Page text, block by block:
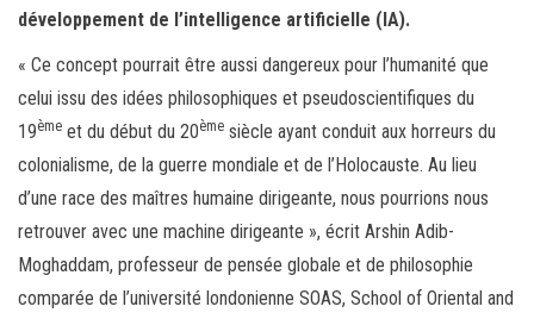
développement de l’intelligence artificielle (IA).
« Ce concept pourrait être aussi dangereux pour l’humanité que
celui issu des idées philosophiques et pseudoscientifiques du
19ème et du début du 20ème siècle ayant conduit aux horreurs du
colonialisme, de la guerre mondiale et de l’Holocauste. Au lieu
d’une race des maîtres humaine dirigeante, nous pourrions nous
retrouver avec une machine dirigeante », écrit Arshin Adib-
Moghaddam, professeur de pensée globale et de philosophie
comparée de l’université londonienne SOAS, School of Oriental and